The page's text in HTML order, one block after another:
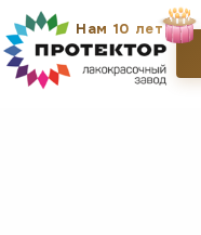
Нам 10 лет